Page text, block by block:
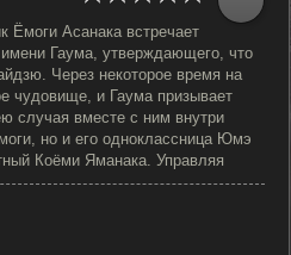
Ёмоги Асанака встречает
имени Гаума, утверждающего, что
Через некоторое время на
чудовище, и Гаума призывает
случая вместе с ним внутри
но и его одноклассница Юмэ
Коёми Яманака. Управляя